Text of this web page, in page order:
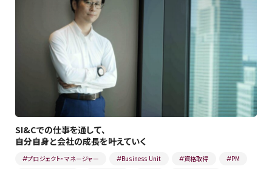
SI&Cでの仕事を通して、
自分自身と会社の成長を叶えていく
#プロジェクト・マネージャー #Business Unit #資格取得 #PM